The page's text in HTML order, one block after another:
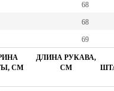
68
68
69
СМ
ДЛИНА РУКАВА,
СМ